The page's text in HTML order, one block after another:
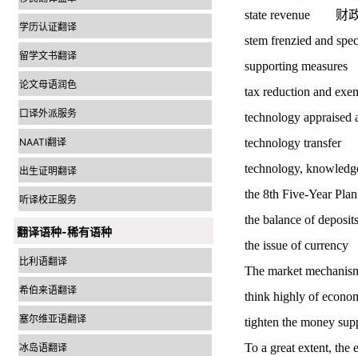
学历认证翻译
留学文书翻译
论文母语润色
口译外派服务
NAATI翻译
出生证明翻译
听译校正服务
翻译语种-稀有语种
比利语翻译
希伯来语翻译
塞尔维亚语翻译
冰岛语翻译
state revenue 财
stem frenzied and
supporting
tax reduction and
technology
technology
technology,
the 8th Five-Year
the balance of
the issue of
The market
think highly of
tighten the money
To a great extent,